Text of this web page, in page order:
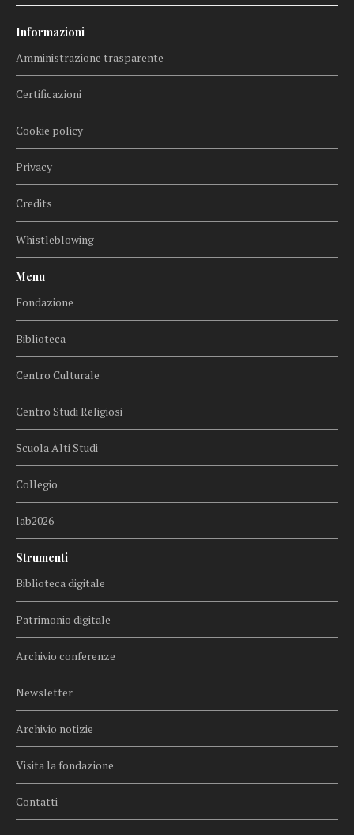
Informazioni
Amministrazione trasparente
Certificazioni
Cookie policy
Privacy
Credits
Whistleblowing
Menu
Fondazione
Biblioteca
Centro Culturale
Centro Studi Religiosi
Scuola Alti Studi
Collegio
lab2026
Strumenti
Biblioteca digitale
Patrimonio digitale
Archivio conferenze
Newsletter
Archivio notizie
Visita la fondazione
Contatti